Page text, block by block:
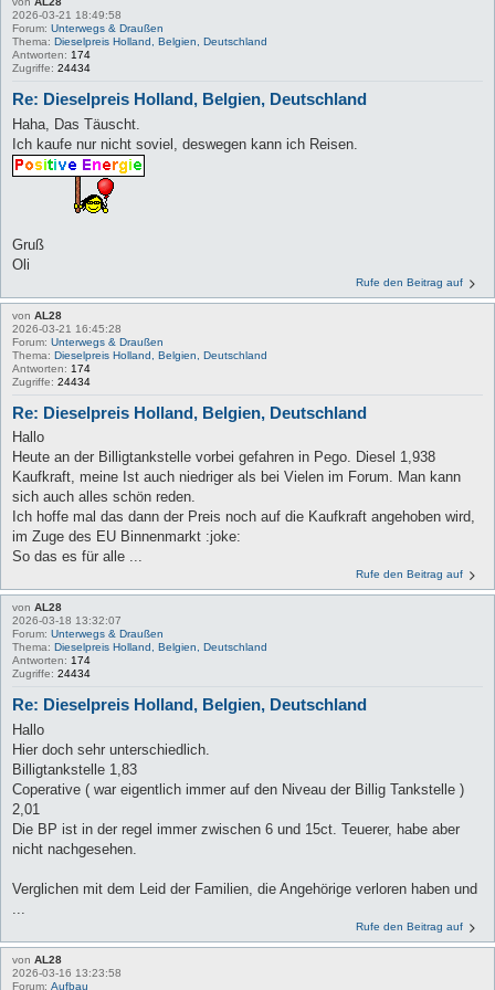
2026-03-21 18:49:58
Forum: Unterwegs & Draußen
Thema: Dieselpreis Holland, Belgien, Deutschland
Antworten: 174
Zugriffe: 24434
Re: Dieselpreis Holland, Belgien, Deutschland
Haha, Das Täuscht.
Ich kaufe nur nicht soviel, deswegen kann ich Reisen.
Gruß
Oli
Rufe den Beitrag auf
von AL28
2026-03-21 16:45:28
Forum: Unterwegs & Draußen
Thema: Dieselpreis Holland, Belgien, Deutschland
Antworten: 174
Zugriffe: 24434
Re: Dieselpreis Holland, Belgien, Deutschland
Hallo
Heute an der Billigtankstelle vorbei gefahren in Pego. Diesel 1,938
Kaufkraft, meine Ist auch niedriger als bei Vielen im Forum. Man kann
sich auch alles schön reden.
Ich hoffe mal das dann der Preis noch auf die Kaufkraft angehoben wird,
im Zuge des EU Binnenmarkt :joke:
So das es für alle ...
Rufe den Beitrag auf
von AL28
2026-03-18 13:32:07
Forum: Unterwegs & Draußen
Thema: Dieselpreis Holland, Belgien, Deutschland
Antworten: 174
Zugriffe: 24434
Re: Dieselpreis Holland, Belgien, Deutschland
Hallo
Hier doch sehr unterschiedlich.
Billigtankstelle 1,83
Coperative ( war eigentlich immer auf den Niveau der Billig Tankstelle )
2,01
Die BP ist in der regel immer zwischen 6 und 15ct. Teuerer, habe aber
nicht nachgesehen.
Verglichen mit dem Leid der Familien, die Angehörige verloren haben und
Rufe den Beitrag auf
von AL28
2026-03-16 13:23:58
Forum: Aufbau